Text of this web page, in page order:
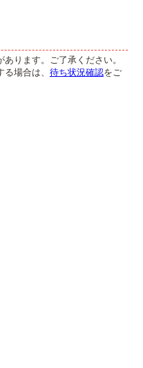
ります。ご了承ください。
場合は、 待ち状況確認をご